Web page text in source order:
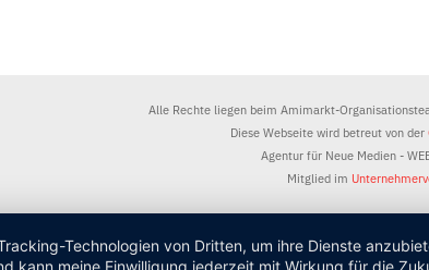
Alle Rechte liegen beim Amimarkt-
Diese Webseite wird betreut von der
Agentur für Neue Medien -
Mitglied im
Technologien von Dritten, um ihre Dienste
kann meine Einwilligung jederzeit mit Wirkung für die